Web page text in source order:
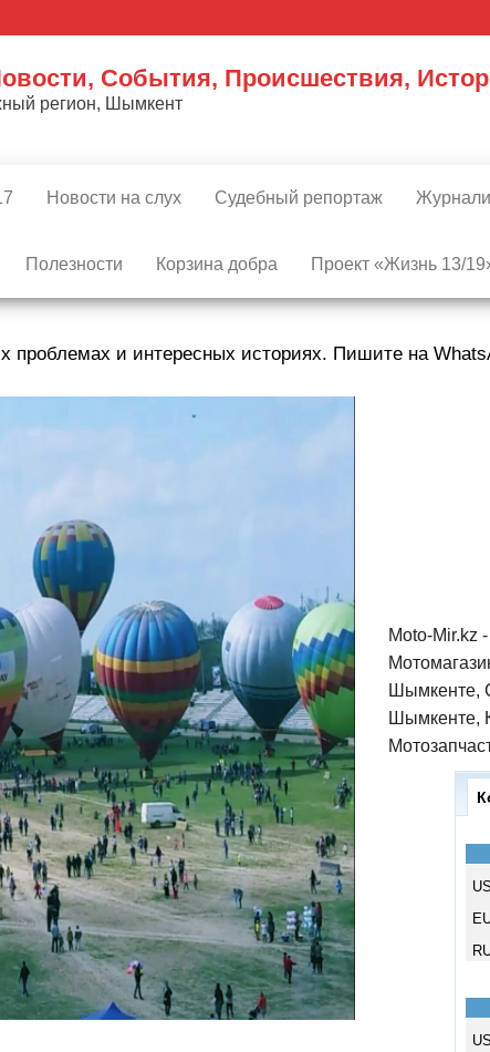
События, Происшествия,
регион, Шымкент
Новости на слух Судебный репортаж
Полезности Корзина добра Проект «Жизнь 13/
проблемах и интересных историях. Пишите на
Moto-Mir.kz
Шымкенте,
Шымкенте,